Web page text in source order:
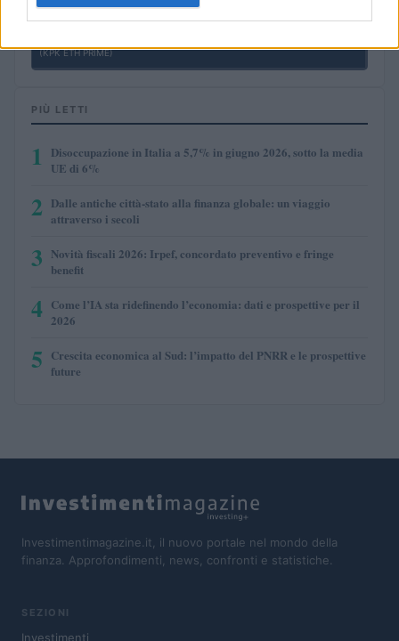
(KPK ETH PRIME)
PIÙ LETTI
1
Disoccupazione in Italia a 5,7% in giugno 2026, sotto la media
UE di 6%
2 Dalle antiche città-stato alla finanza globale: un viaggio
attraverso i secoli
3 Novità fiscali 2026: Irpef, concordato preventivo e fringe
benefit
4 Come l’IA sta ridefinendo l’economia: dati e prospettive per il
2026
5 Crescita economica al Sud: l’impatto del PNRR e le prospettive
future
Investimentimagazine.it, il nuovo portale nel mondo della
finanza. Approfondimenti, news, confronti e statistiche.
SEZIONI
Investimenti